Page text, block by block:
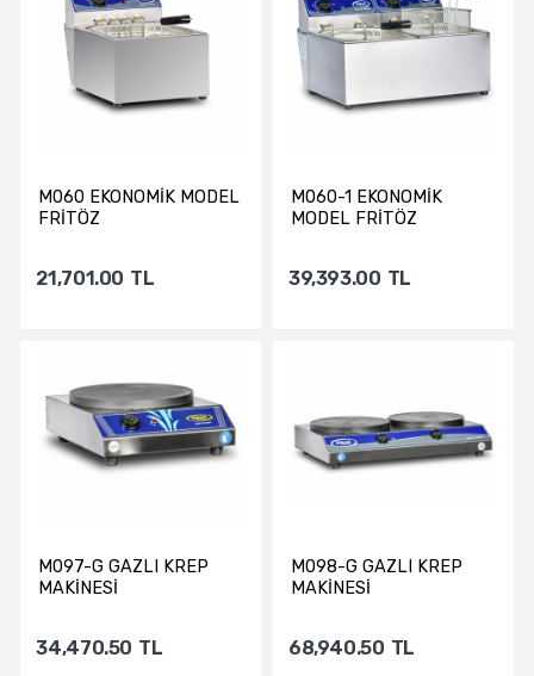
Sepete Ekle Sepete Ekle
M060 EKONOMİK MODEL
FRİTÖZ
21,701.00 TL
Sepete Ekle
M060-1 EKONOMİK
MODEL FRİTÖZ
39,393.00 TL
M097-G GAZLI KREP
MAKİNESİ
34,470.50 TL
M098-G GAZLI KREP
MAKİNESİ
68,940.50 TL